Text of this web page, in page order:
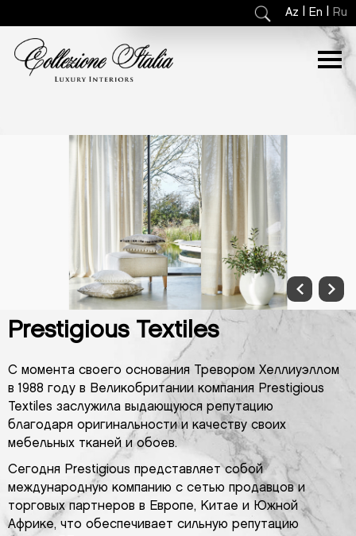
Az En Ru
Prestigious Textiles
С момента своего основания Тревором Хеллиуэллом
в 1988 году в Великобритании компания Prestigious
Textiles заслужила выдающуюся репутацию
благодаря оригинальности и качеству своих
мебельных тканей и обоев.
Сегодня Prestigious представляет собой
международную компанию с сетью продавцов и
торговых партнеров в Европе, Китае и Южной
Африке, что обеспечивает сильную репутацию